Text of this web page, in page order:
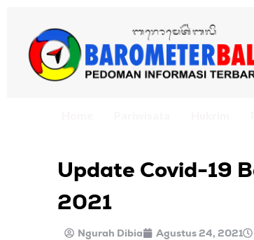
Update Covid-19
2021
Ngurah Dibia Agustus 24, 2021